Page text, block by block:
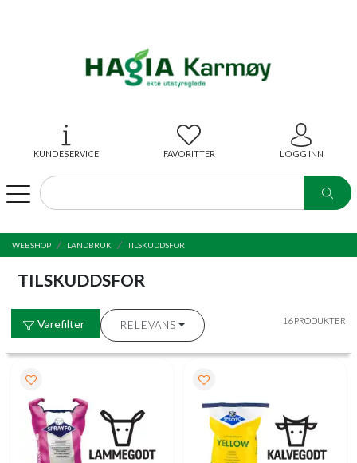
KUNDESERVICE FAVORITTER LOGG INN
WEBSHOP LANDBRUK TILSKUDDSFOR
TILSKUDDSFOR
Varefilter RELEVANS 16 PRODUKTER